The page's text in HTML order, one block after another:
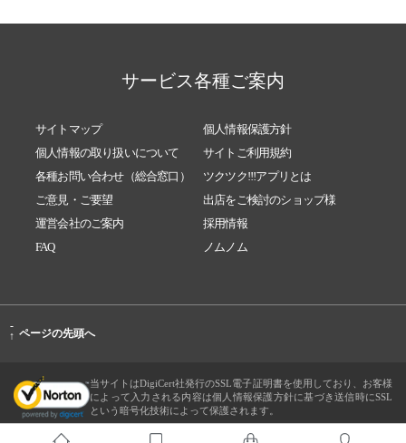
サービス各種ご案内
サイトマップ
個人情報保護方針
個人情報の取り扱いについて
サイトご利用規約
各種お問い合わせ（総合窓口）
ツクツク!!!アプリとは
ご意見・ご要望
出店をご検討のショップ様
運営会社のご案内
採用情報
FAQ
ノムノム
-
↑ ページの先頭へ
当サイトはDigiCert社発行のSSL電子証明書を使用しており、お客様
によって入力される内容は個人情報保護方針に基づき送信時にSSL
という暗号化技術によって保護されます。